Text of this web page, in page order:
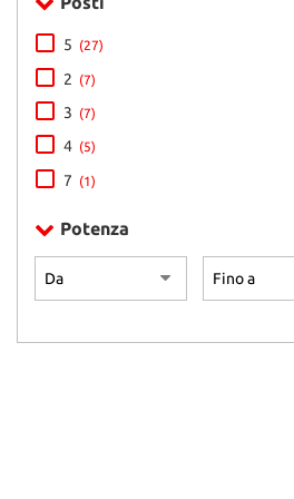
5 (27)
2 (7)
3 (7)
4 (5)
7 (1)
Potenza